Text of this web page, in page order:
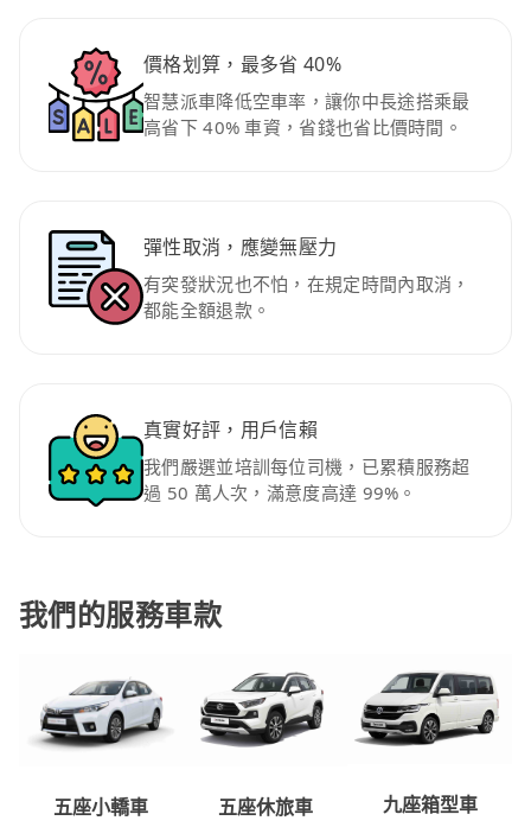
價格划算，最多省 40%
智慧派車降低空車率，讓你中長途搭乘最
高省下 40% 車資，省錢也省比價時間。
彈性取消，應變無壓力
有突發狀況也不怕，在規定時間內取消，
都能全額退款。
真實好評，用戶信賴
我們嚴選並培訓每位司機，已累積服務超
過 50 萬人次，滿意度高達 99%。
我們的服務車款
五座小轎車 五座休旅車 九座箱型車